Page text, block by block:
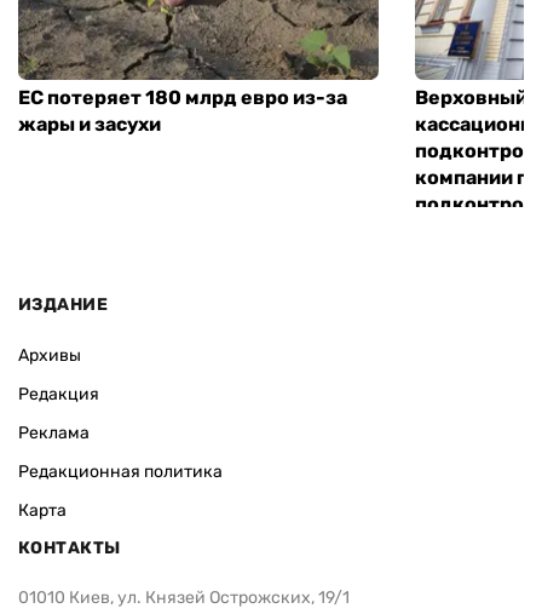
ЕС потеряет 180 млрд евро из-за
жары и засухи
Верховный
компании
ИЗДАНИЕ
Архивы
Редакция
Реклама
Редакционная политика
Карта
КОНТАКТЫ
01010 Киев, ул. Князей Острожских, 19/1